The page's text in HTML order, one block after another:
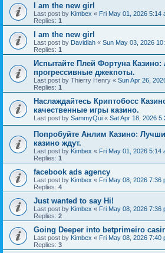
I am the new girl
Last post by Kimbex « Fri May 01, 2026 5:14
Replies: 1
I am the new girl
Last post by Davidlah « Sun May 03, 2026
Replies: 1
Испытайте Плей Фортуна
прогрессивные джекпоты.
Last post by Thierry Henry « Sun Apr 26,
Replies: 1
Наслаждайтесь Криптобосс
качественные игры казино.
Last post by SammyQui « Sat Apr 18, 2026
Попробуйте Анлим Казино:
казино ждут.
Last post by Kimbex « Fri May 01, 2026 5:14
Replies: 1
facebook ads agency
Last post by Kimbex « Fri May 08, 2026 7:36
Replies: 4
Just wanted to say Hi!
Last post by Kimbex « Fri May 08, 2026 7:36
Replies: 2
Going Deeper into betprimeiro
Last post by Kimbex « Fri May 08, 2026 7:40
Replies: 3